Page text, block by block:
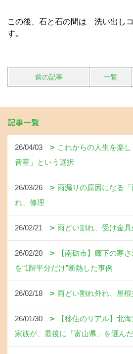
この後、石と石の間は 洗い出し
す。
前の記事 一覧
記事一覧
26/04/03
これからの人生を楽
音室」という選択
26/03/26
雨漏りの原因になる
れ」修理
26/02/21 雨どい割れ、受け金
26/02/20
【南砺市】廊下の寒
を“1階半分だけ”断熱した事例
26/02/18 雨どい割れ外れ、屋根
26/01/30
【移住のリアル】北
家族が、最後に「富山県」を選ん